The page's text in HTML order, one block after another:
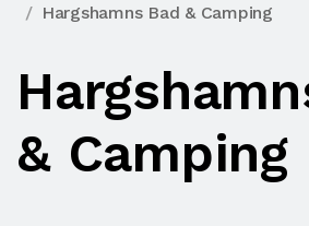
Hargshamns Bad & Camping
& Camping